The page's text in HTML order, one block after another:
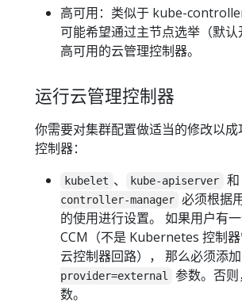
高可用：类似于 kube-
可能希望通过主节点选举（默
高可用的云管理控制器。
运行云管理控制器
你需要对集群配置做适当的修改以
控制器：
kubelet 、 kube-apiserver 和
controller-manager 必须根据
的使用进行设置。 如果用户有
CCM（不是 Kubernetes 控制
云控制器回路）， 那么必须添加
provider=external
参数。否
数。